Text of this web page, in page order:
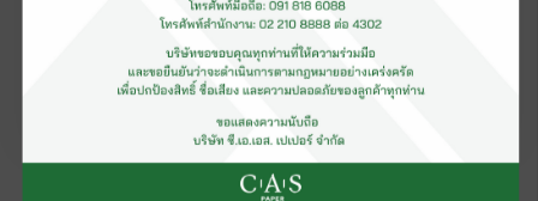
สมัครตำเเหน่งนี้